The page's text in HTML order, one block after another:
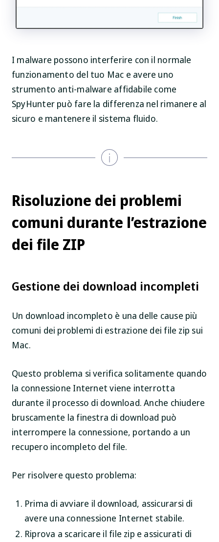
I malware possono interferire con il normale
funzionamento del tuo Mac e avere uno
strumento anti-malware affidabile come
SpyHunter può fare la differenza nel rimanere al
sicuro e mantenere il sistema fluido.
Risoluzione dei problemi
comuni durante l’estrazione
dei file ZIP
Gestione dei download incompleti
Un download incompleto è una delle cause più
comuni dei problemi di estrazione dei file zip sui
Mac.
Questo problema si verifica solitamente quando
la connessione Internet viene interrotta
durante il processo di download. Anche chiudere
bruscamente la finestra di download può
interrompere la connessione, portando a un
recupero incompleto del file.
Per risolvere questo problema:
Prima di avviare il download, assicurarsi di
avere una connessione Internet stabile.
Riprova a scaricare il file zip e assicurati di